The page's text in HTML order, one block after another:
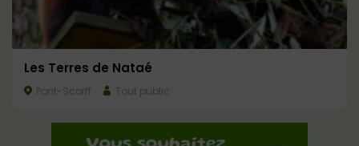
Les Terres de Nataé
Pont-Scorff Tout public